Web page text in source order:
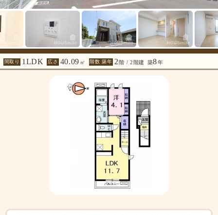
間取り 1LDK 広さ 40.09 ㎡ 階数 築年 2 階 / 2階建 築8年